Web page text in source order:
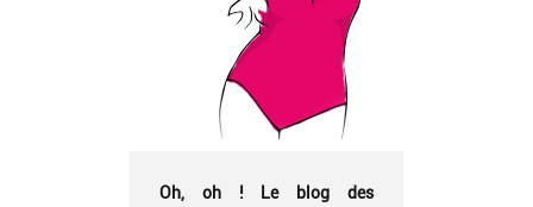
Oh, oh ! Le blog des